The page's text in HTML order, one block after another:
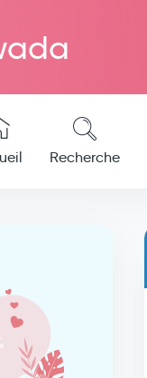
Recherche